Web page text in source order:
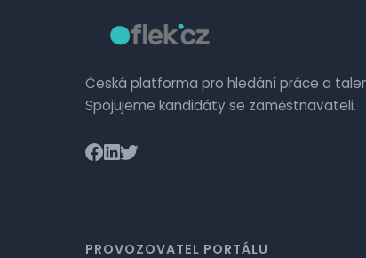
Česká platforma pro hledání práce a
Spojujeme kandidáty se zaměstnavateli.
PROVOZOVATEL PORTÁLU